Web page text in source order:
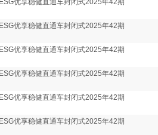
优享稳健直通车封闭式2025年42期
优享稳健直通车封闭式2025年42期
优享稳健直通车封闭式2025年42期
优享稳健直通车封闭式2025年42期
优享稳健直通车封闭式2025年42期
优享稳健直通车封闭式2025年42期